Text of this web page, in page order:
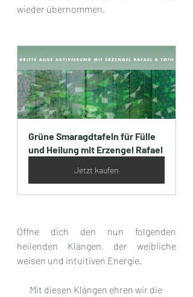
wieder übernommen.
Grüne Smaragdtafeln für Fülle
und Heilung mit Erzengel Rafael
Jetzt kaufen
Öffne dich den nun folgenden
heilenden Klängen, der weibliche
weisen und intuitiven Energie.
Mit diesen Klängen ehren wir die